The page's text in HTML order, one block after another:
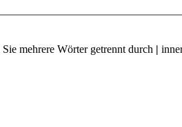
mehrere Wörter getrennt durch |